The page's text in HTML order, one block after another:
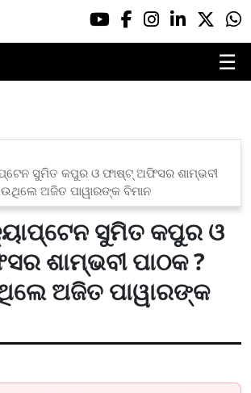
☰
ସୁମିତ କପୁର ଓ ଫାଷ୍ଟ୍‌ ଅଫିସର ଶାମ୍ଭବୀ
ଅଜିତ ପାୱାରଙ୍କ ବିମାନ
ସୁମିତ କପୁର ଓ
ଶାମ୍ଭବୀ ପାଠକ ?
ଅଜିତ ପାୱାରଙ୍କ